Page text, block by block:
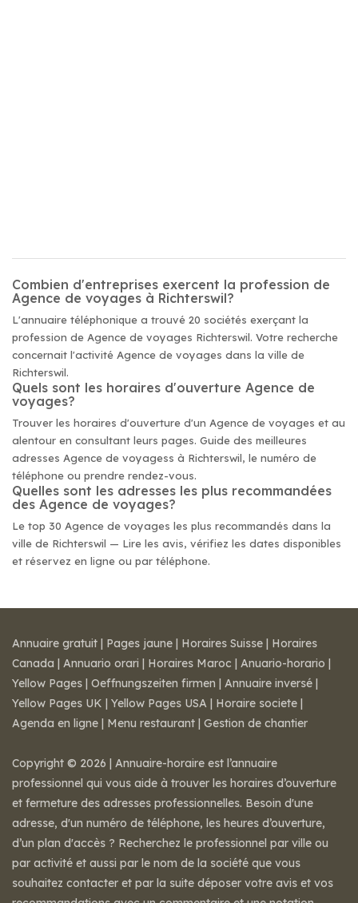
Combien d'entreprises exercent la profession de
Agence de voyages à Richterswil?
L'annuaire téléphonique a trouvé 20 sociétés exerçant la
profession de Agence de voyages Richterswil. Votre recherche
concernait l'activité Agence de voyages dans la ville de
Richterswil.
Quels sont les horaires d'ouverture Agence de
voyages?
Trouver les horaires d'ouverture d'un Agence de voyages et au
alentour en consultant leurs pages. Guide des meilleures
adresses Agence de voyagess à Richterswil, le numéro de
téléphone ou prendre rendez-vous.
Quelles sont les adresses les plus recommandées
des Agence de voyages?
Le top 30 Agence de voyages les plus recommandés dans la
ville de Richterswil — Lire les avis, vérifiez les dates disponibles
et réservez en ligne ou par téléphone.
Annuaire gratuit | Pages jaune | Horaires Suisse | Horaires
Canada | Annuario orari | Horaires Maroc | Anuario-horario |
Yellow Pages | Oeffnungszeiten firmen | Annuaire inversé |
Yellow Pages UK | Yellow Pages USA | Horaire societe |
Agenda en ligne | Menu restaurant | Gestion de chantier
Copyright © 2026 | Annuaire-horaire est l’annuaire
professionnel qui vous aide à trouver les horaires d’ouverture
et fermeture des adresses professionnelles. Besoin d'une
adresse, d'un numéro de téléphone, les heures d’ouverture,
d’un plan d'accès ? Recherchez le professionnel par ville ou
par activité et aussi par le nom de la société que vous
souhaitez contacter et par la suite déposer votre avis et vos